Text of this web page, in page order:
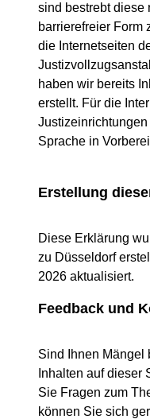
sind bestrebt diese
barrierefreier Form
die Internetseiten
haben wir bereits
erstellt. Für die
Sprache in
Erstellung
Diese Erklärung
zu Düsseldorf
2026 aktualisiert.
Feedback und
Sind Ihnen Mängel
Inhalten auf dieser
Sie Fragen zum
können Sie sich